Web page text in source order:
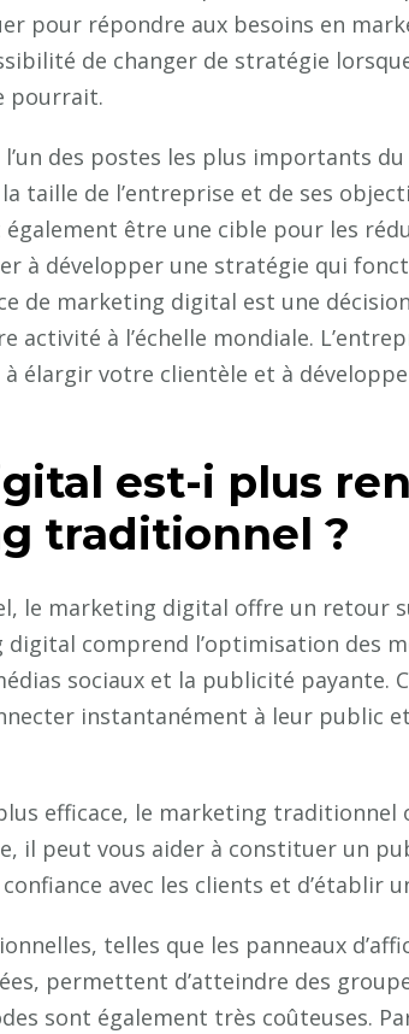
pour répondre aux besoins en
de changer de stratégie
pourrait.
l’un des postes les plus importants
taille de l’entreprise et de ses
être une cible pour les
à développer une stratégie qui
de marketing digital est une
activité à l’échelle mondiale.
à élargir votre clientèle et à
est-i plus
traditionnel ?
le marketing digital offre un retour
digital comprend l’optimisation des
sociaux et la publicité payante.
instantanément à leur public
efficace, le marketing traditionnel
il peut vous aider à constituer un
avec les clients et d’établir
telles que les panneaux
permettent d’atteindre des
sont également très coûteuses.